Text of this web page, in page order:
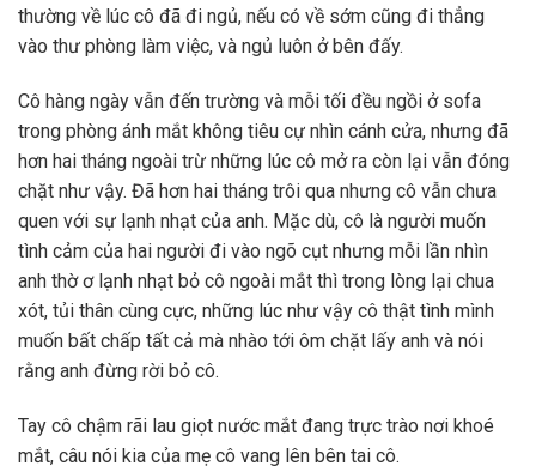
thường về lúc cô đã đi ngủ, nếu có về sớm cũng đi thẳng
vào thư phòng làm việc, và ngủ luôn ở bên đấy.
Cô hàng ngày vẫn đến trường và mỗi tối đều ngồi ở sofa
trong phòng ánh mắt không tiêu cự nhìn cánh cửa, nhưng đã
hơn hai tháng ngoài trừ những lúc cô mở ra còn lại vẫn đóng
chặt như vậy. Đã hơn hai tháng trôi qua nhưng cô vẫn chưa
quen với sự lạnh nhạt của anh. Mặc dù, cô là người muốn
tình cảm của hai người đi vào ngõ cụt nhưng mỗi lần nhìn
anh thờ ơ lạnh nhạt bỏ cô ngoài mắt thì trong lòng lại chua
xót, tủi thân cùng cực, những lúc như vậy cô thật tình mình
muốn bất chấp tất cả mà nhào tới ôm chặt lấy anh và nói
rằng anh đừng rời bỏ cô.
Tay cô chậm rãi lau giọt nước mắt đang trực trào nơi khoé
mắt, câu nói kia của mẹ cô vang lên bên tai cô.